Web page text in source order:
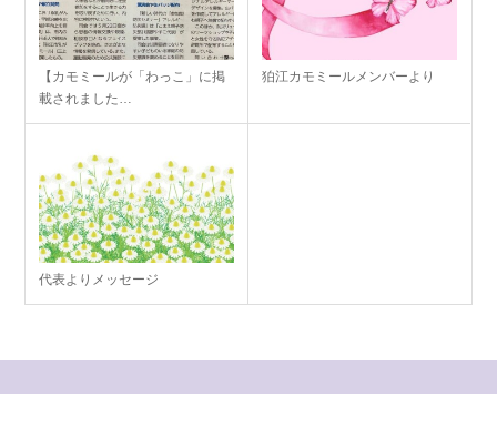
【カモミールが「わっこ」に掲
載されました…
狛江カモミールメンバーより
代表よりメッセージ